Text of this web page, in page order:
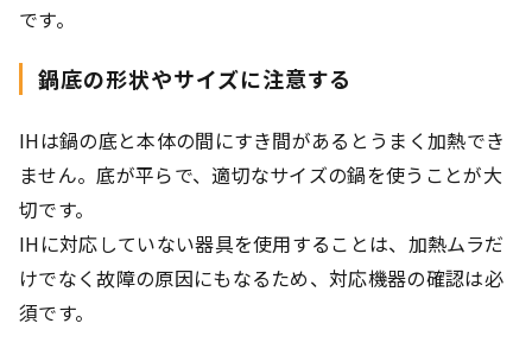
です。
鍋底の形状やサイズに注意する
IHは鍋の底と本体の間にすき間があるとうまく加熱でき
ません。底が平らで、適切なサイズの鍋を使うことが大
切です。
IHに対応していない器具を使用することは、加熱ムラだ
けでなく故障の原因にもなるため、対応機器の確認は必
須です。